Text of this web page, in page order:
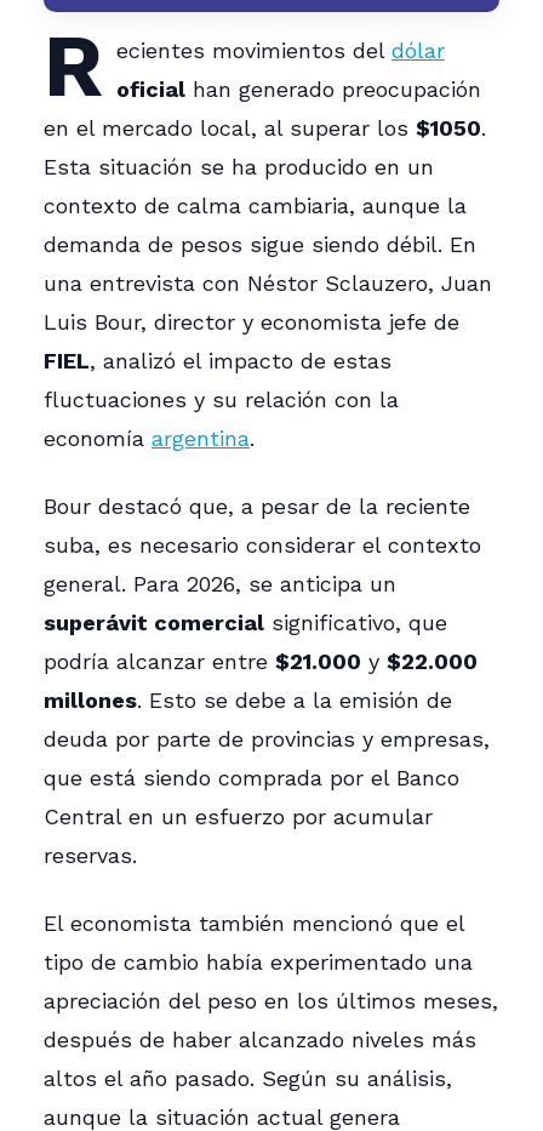
R ecientes movimientos del dólar
oficialhan generado preocupación
en el mercado local, al superar los $1050.
Esta situación se ha producido en un
contexto de calma cambiaria, aunque la
demanda de pesos sigue siendo débil. En
una entrevista con Néstor Sclauzero, Juan
Luis Bour, director y economista jefe de
FIEL, analizó el impacto de estas
fluctuaciones y su relación con la
economía argentina.
Bour destacó que, a pesar de la reciente
suba, es necesario considerar el contexto
general. Para 2026, se anticipa un
superávit comercial significativo, que
podría alcanzar entre $21.000 y $22.000
millones. Esto se debe a la emisión de
deuda por parte de provincias y empresas,
que está siendo comprada por el Banco
Central en un esfuerzo por acumular
reservas.
El economista también mencionó que el
tipo de cambio había experimentado una
apreciación del peso en los últimos meses,
después de haber alcanzado niveles más
altos el año pasado. Según su análisis,
aunque la situación actual genera